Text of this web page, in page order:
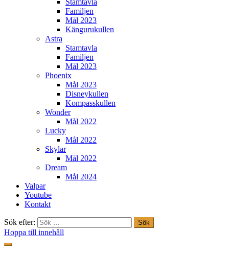
Stamtavla
Familjen
Mål 2023
Kängurukullen
Astra
Stamtavla
Familjen
Mål 2023
Phoenix
Mål 2023
Disneykullen
Kompasskullen
Wonder
Mål 2022
Lucky
Mål 2022
Skylar
Mål 2022
Dream
Mål 2024
Valpar
Youtube
Kontakt
Sök efter:
Hoppa till innehåll